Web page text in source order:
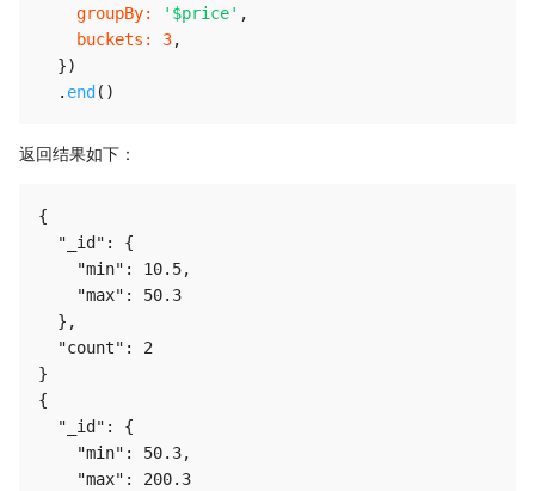
groupBy: '$price' ,
buckets : 3,
})
. end ( )
返回结果如下：
{
  "_id": {
    "min": 10.5,
    "max": 50.3
  },
  "count": 2
}
{
  "_id": {
    "min": 50.3,
    "max": 200.3